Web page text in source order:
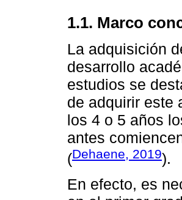
1.1. Marco
La adquisición
desarrollo
estudios se
de adquirir este
los 4 o 5 años
antes
(Dehaene, 2019).
En efecto, es